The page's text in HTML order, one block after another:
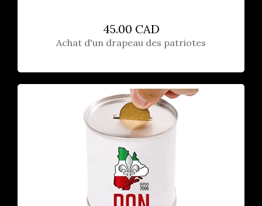
45.00 CAD
Achat d'un drapeau des patriotes